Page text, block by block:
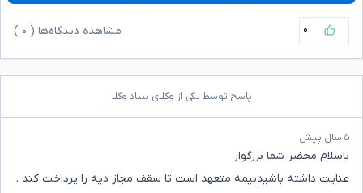
۰ مشاهده دیدگاه‌ها ( ۰
پاسخ توسط یکی از وکلای بنیاد وکلا
۵ سال پیش
باسلام محضر شما بزرگوار
عنایت داشته باشیدبیمه متعهد است تا سقف مجاز دیه را پرداخت کند .